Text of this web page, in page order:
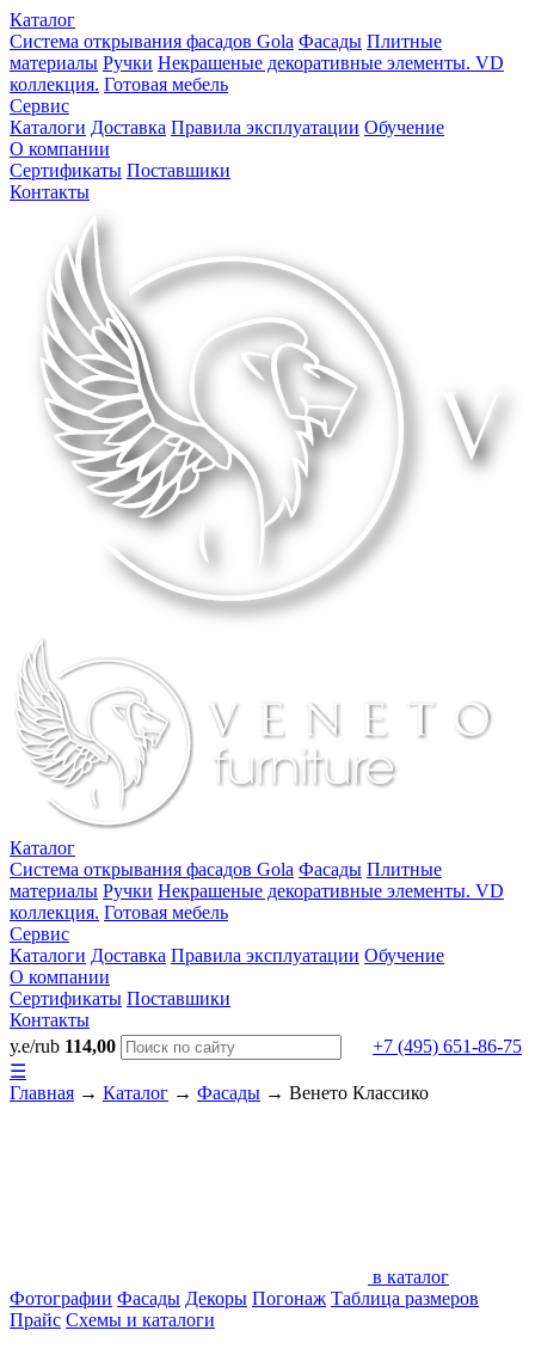
Каталог
Система открывания фасадов Gola Фасады Плитные
материалы Ручки Некрашеные декоративные элементы. VD
коллекция. Готовая мебель
Сервис
Каталоги Доставка Правила эксплуатации Обучение
О компании
Сертификаты Поставшики
Контакты
Каталог
Система открывания фасадов Gola Фасады Плитные
материалы Ручки Некрашеные декоративные элементы. VD
коллекция. Готовая мебель
Сервис
Каталоги Доставка Правила эксплуатации Обучение
О компании
Сертификаты Поставшики
Контакты
у.е/rub 114,00
+7 (495) 651-86-75
☰
Главная → Каталог → Фасады → Венето Классико
в каталог
Фотографии Фасады Декоры Погонаж Таблица размеров
Прайс Схемы и каталоги